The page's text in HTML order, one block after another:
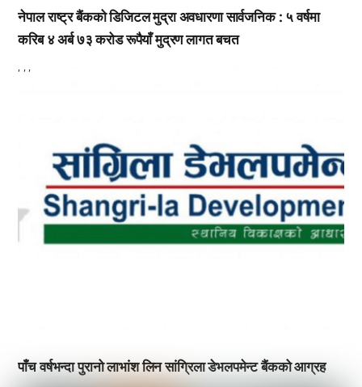
नेपाल राष्ट्र बैंकको डिजिटल मुद्रा अवधारणा सार्वजनिक : ५ वर्षमा
करिब ४ अर्ब ७३ करोड रूपैयाँ मुद्रण लागत बचत
, , ,
पाँच वर्षभन्दा पुरानो लाभांश लिन सांग्रिला डेभलपमेन्ट बैंकको आग्रह